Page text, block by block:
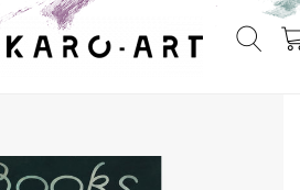
Everyone, 1929, Boeken voor iedereen, 3